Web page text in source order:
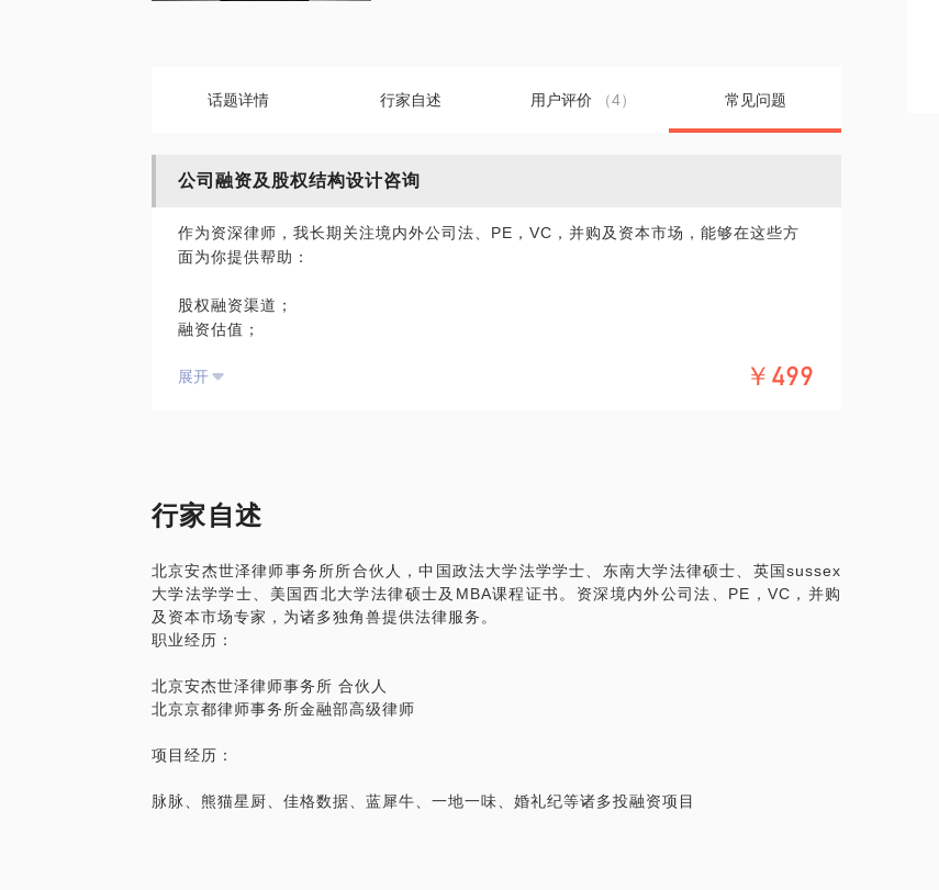
话题详情 行家自述 用户评价 （4） 常见问题
公司融资及股权结构设计咨询
作为资深律师，我长期关注境内外公司法、PE，VC，并购及资本市场，能够在这些方
面为你提供帮助：
股权融资渠道；
融资估值；
融资条款谈判；
相关经历：
展开 ￥499
行家自述
北京安杰世泽律师事务所所合伙人，中国政法大学法学学士、东南大学法律硕士、英国sussex
大学法学学士、美国西北大学法律硕士及MBA课程证书。资深境内外公司法、PE，VC，并购
及资本市场专家，为诸多独角兽提供法律服务。
职业经历：
北京安杰世泽律师事务所 合伙人
北京京都律师事务所金融部高级律师
项目经历：
脉脉、熊猫星厨、佳格数据、蓝犀牛、一地一味、婚礼纪等诸多投融资项目